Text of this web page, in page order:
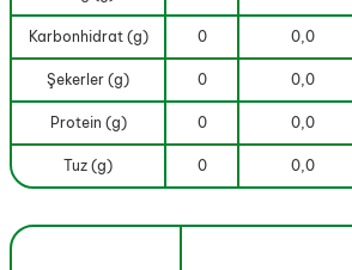
Karbonhidrat (g) 0 0,0
Şekerler (g) 0 0,0
Protein (g) 0 0,0
Tuz (g) 0 0,0